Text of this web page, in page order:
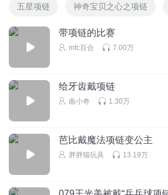
五星项链 神奇宝贝之心之项链
带项链的比赛
mfc百合 7.00万
给牙齿戴项链
曲小奇 1.30万
芭比戴魔法项链变公主
胖胖猫玩具 13.19万